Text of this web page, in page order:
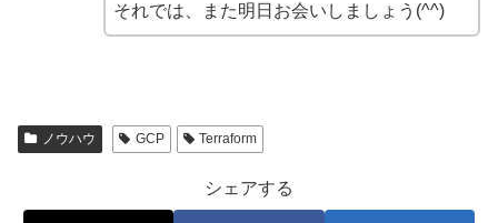
それでは、また明日お会いしましょう(^^)
ノウハウ GCP Terraform
シェアする